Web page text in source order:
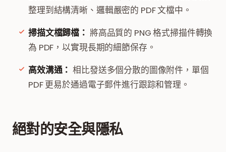
整理到結構清晰、邏輯嚴密的 PDF 文檔中。
掃描文檔歸檔： 將高品質的 PNG 格式掃描件轉換
為 PDF，以實現長期的細節保存。
高效溝通： 相比發送多個分散的圖像附件，單個
PDF 更易於通過電子郵件進行跟踪和管理。
絕對的安全與隱私